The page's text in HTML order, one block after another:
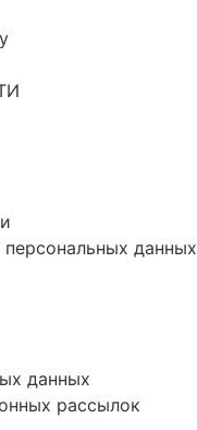
данных
данных
рассылок